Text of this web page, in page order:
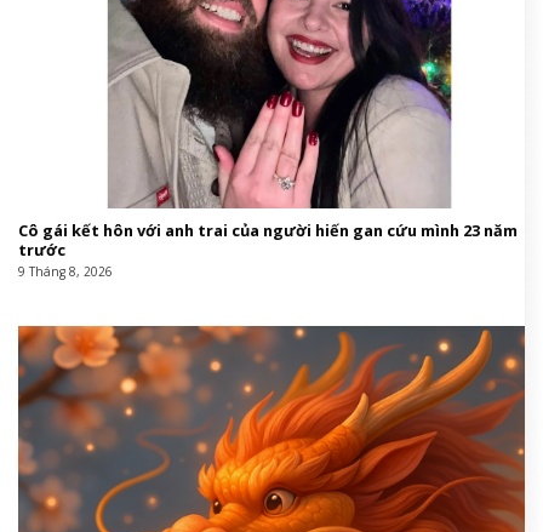
Cô gái kết hôn với anh trai của người hiến gan cứu mình 23 năm
trước
9 Tháng 8, 2026